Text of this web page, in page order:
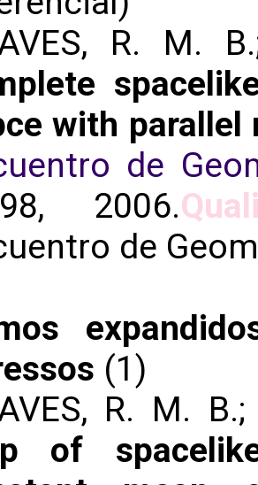
R. M.
with parallel
de
98, 2006.
de
(1)
R. M.
of